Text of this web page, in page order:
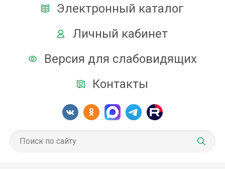
Электронный каталог
Личный кабинет
Версия для слабовидящих
Контакты